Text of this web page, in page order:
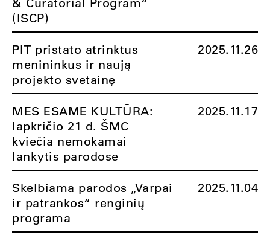
(ISCP)
PIT pristato atrinktus
menininkus ir naują
projekto svetainę
2025.11.26
MES ESAME KULTŪRA:
lapkričio 21 d. ŠMC
kviečia nemokamai
lankytis parodose
2025.11.17
Skelbiama parodos „Varpai
ir patrankos“ renginių
programa
2025.11.04